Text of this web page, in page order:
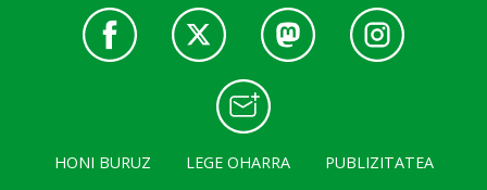
HONI BURUZ LEGE OHARRA PUBLIZITATEA